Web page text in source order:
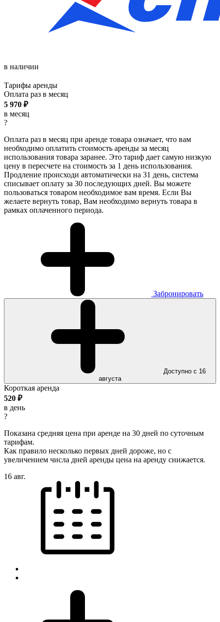
в наличии
Тарифы аренды
Оплата раз в месяц
5 970 ₽
в месяц
?
Оплата раз в месяц при аренде товара означает, что вам
необходимо оплатить стоимость аренды за месяц
использования товара заранее. Это тариф дает самую низкую
цену в пересчете на стоимость за 1 день использования.
Продление происходи автоматически на 31 день, система
списывает оплату за 30 последующих дней. Вы можете
пользоваться товаром необходимое вам время. Если Вы
желаете вернуть товар, Вам необходимо вернуть товара в
рамках оплаченного периода.
Забронировать
Доступно с 16
августа
Короткая аренда
520 ₽
в день
?
Показана средняя цена при аренде на 30 дней по суточным
тарифам.
Как правило несколько первых дней дороже, но с
увеличением числа дней аренды цена на аренду снижается.
16 авг.